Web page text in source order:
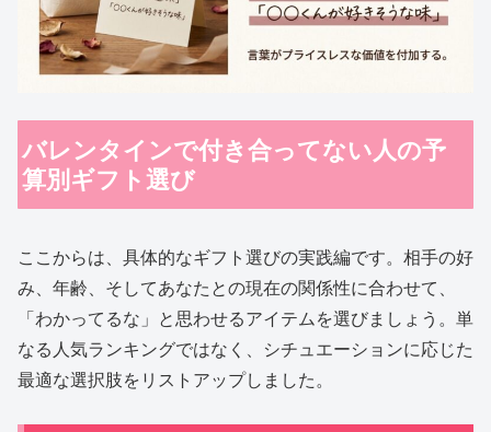
バレンタインで付き合ってない人の予
算別ギフト選び
ここからは、具体的なギフト選びの実践編です。相手の好
み、年齢、そしてあなたとの現在の関係性に合わせて、
「わかってるな」と思わせるアイテムを選びましょう。単
なる人気ランキングではなく、シチュエーションに応じた
最適な選択肢をリストアップしました。